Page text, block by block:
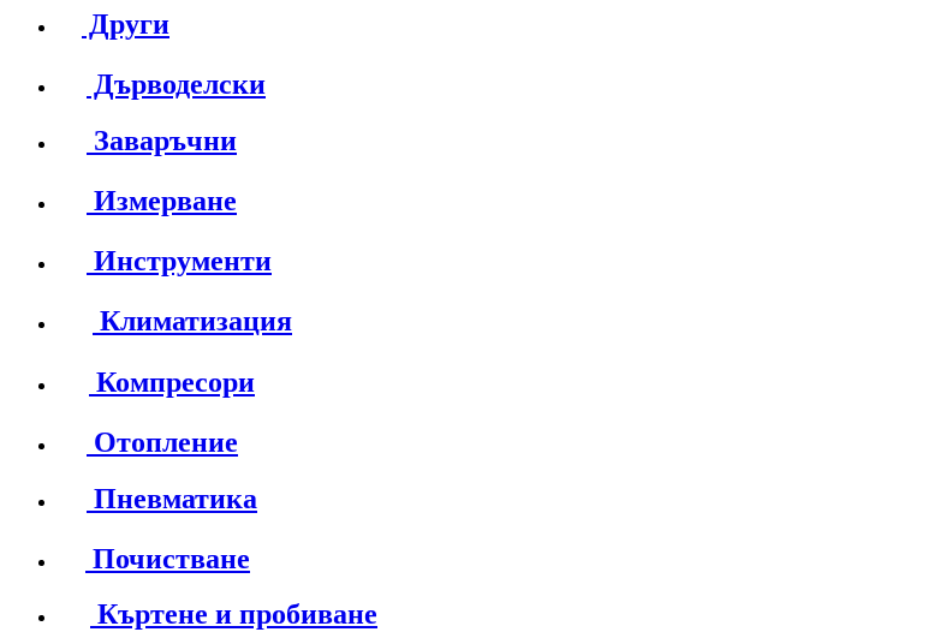
Други
Дърводелски
Заваръчни
Измерване
Инструменти
Климатизация
Компресори
Отопление
Пневматика
Почистване
Къртене и пробиване